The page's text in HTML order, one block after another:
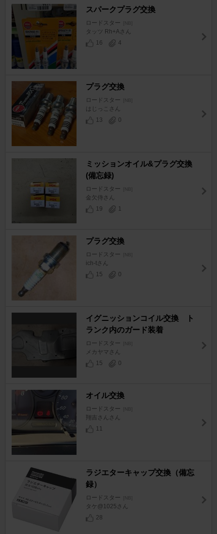
スパークプラグ交換
ロードスター [NB]
タッツ Rh+Aさん
16
4
プラグ交換
ロードスター [NB]
はじっこさん
13
0
ミッションオイル&プラグ交換
(備忘録)
ロードスター [NB]
金欠侍さん
19
1
プラグ交換
ロードスター [NB]
ich-tさん
15
0
イグニッションコイル交換 ト
ランク内のガード装着
ロードスター [NB]
メカヤマさん
15
0
オイル交換
ロードスター [NB]
翔吉さんさん
11
ラジエターキャップ交換（備忘
録）
ロードスター [NB]
タケ@1025さん
28